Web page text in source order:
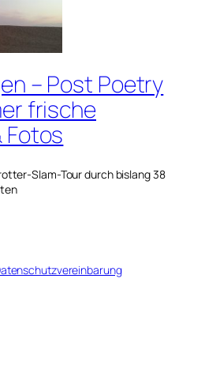
– Post Poetry
frische
Fotos
Slam-Tour durch bislang 38